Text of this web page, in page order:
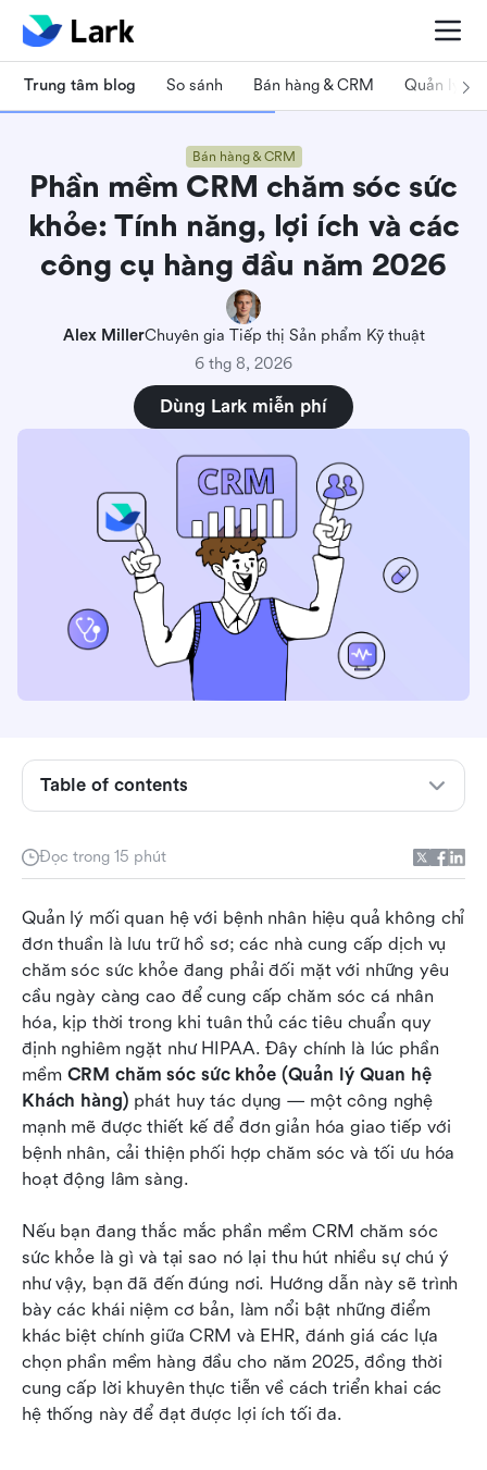
Trung tâm blog So sánh Bán hàng & CRM Quản lý dự
Bán hàng & CRM
Phần mềm CRM chăm sóc sức
khỏe: Tính năng, lợi ích và các
công cụ hàng đầu năm 2026
Alex MillerChuyên gia Tiếp thị Sản phẩm Kỹ thuật
6 thg 8, 2026
Dùng Lark miễn phí
Đọc trong 15 phút
Quản lý mối quan hệ với bệnh nhân hiệu quả không chỉ
đơn thuần là lưu trữ hồ sơ; các nhà cung cấp dịch vụ
chăm sóc sức khỏe đang phải đối mặt với những yêu
cầu ngày càng cao để cung cấp chăm sóc cá nhân
hóa, kịp thời trong khi tuân thủ các tiêu chuẩn quy
định nghiêm ngặt như HIPAA. Đây chính là lúc phần
mềm CRM chăm sóc sức khỏe (Quản lý Quan hệ
Khách hàng) phát huy tác dụng — một công nghệ
mạnh mẽ được thiết kế để đơn giản hóa giao tiếp với
bệnh nhân, cải thiện phối hợp chăm sóc và tối ưu hóa
hoạt động lâm sàng.
Nếu bạn đang thắc mắc phần mềm CRM chăm sóc
sức khỏe là gì và tại sao nó lại thu hút nhiều sự chú ý
như vậy, bạn đã đến đúng nơi. Hướng dẫn này sẽ trình
bày các khái niệm cơ bản, làm nổi bật những điểm
khác biệt chính giữa CRM và EHR, đánh giá các lựa
chọn phần mềm hàng đầu cho năm 2025, đồng thời
cung cấp lời khuyên thực tiễn về cách triển khai các
hệ thống này để đạt được lợi ích tối đa.
Table of contents
Phần mềm CRM chăm sóc sức khỏe là gì? Hiểu
về vai trò của nó trong quản lý bệnh nhân
Những tính năng chung của phần mềm CRM
Tại sao phần mềm CRM chăm sóc sức khỏe lại
Phần mềm CRM chăm sóc sức khỏe hỗ trợ các
như thế nào
Top 10 phần mềm CRM chăm sóc sức khỏe:
Đánh giá toàn diện
Triển khai phần mềm CRM chăm sóc sức khỏe:
Các bước then chốt để thành công
Những câu hỏi thường gặp
Kết luận
Đọc thêm